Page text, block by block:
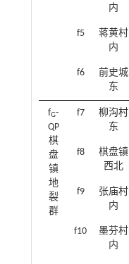
内
f5
蒋黄村
内
f6
前史城
东
fG-
QP
棋
盘
镇
地
裂
群
f7
柳沟村
东
f8
棋盘镇
西北
f9
张庙村
内
f10
墨芬村
内